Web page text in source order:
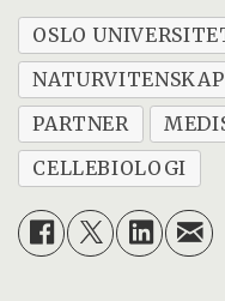
OSLO
NATURVITENSKAP
PARTNER
CELLEBIOLOGI